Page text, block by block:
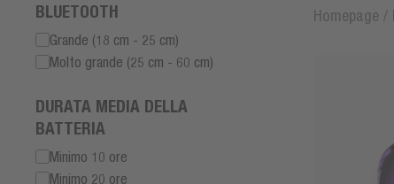
BLUETOOTH
Grande (18 cm - 25 cm)
Molto grande (25 cm - 60 cm)
DURATA MEDIA DELLA
BATTERIA
Minimo 10 ore
Minimo 20 ore
Homepage /